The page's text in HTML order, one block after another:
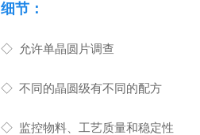
细节：
◇ 允许单晶圆片调查
◇ 不同的晶圆级有不同的配方
◇ 监控物料、工艺质量和稳定性